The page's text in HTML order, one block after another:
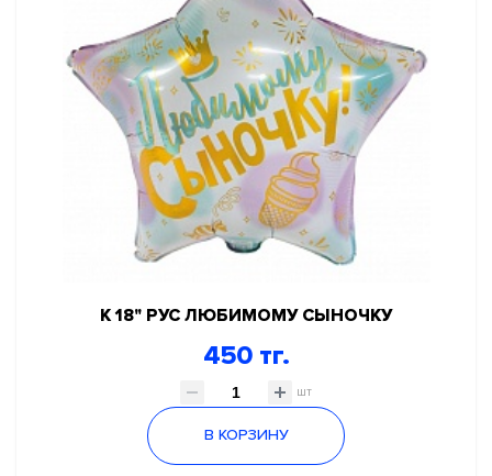
К 18" РУС ЛЮБИМОМУ СЫНОЧКУ
450 тг.
шт
В КОРЗИНУ